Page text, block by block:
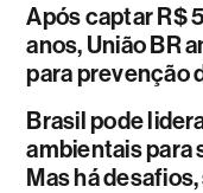
Após captar R$
anos, União BR
para prevenção
Brasil pode
ambientais para
Mas há